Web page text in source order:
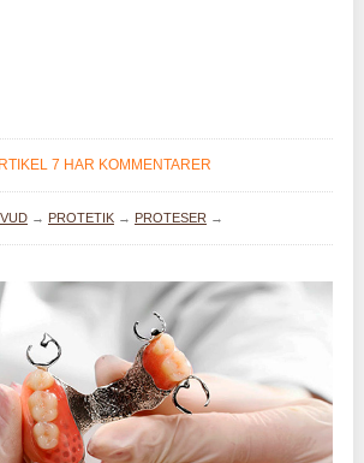
7 HAR KOMMENTARER
→ PROTETIK→ PROTESER →